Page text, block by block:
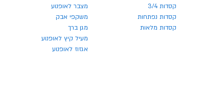
קסדות 3/4
קסדות נפתחות
קסדות מלאות
מצבר לאופנוע
משקפי אבק
מגן ברך
מעיל קיץ לאופנוע
אגזוז לאופנוע